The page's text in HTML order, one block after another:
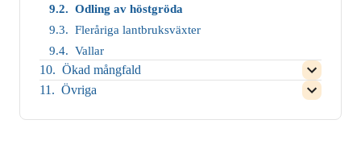
vall
vintertid
Odling av höstgröda
Fleråriga lantbruksväxter
Vallar
Ökad mångfald
Open
child
menu
Close
Övriga
Open
menu